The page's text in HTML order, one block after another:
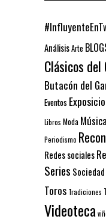
AnálisisArte
Clásicos del
Butacón del
Eventos
Libros Moda Música
Periodismo
Redes sociales
Series Sociedad
Toros Tradiciones
Videoteca